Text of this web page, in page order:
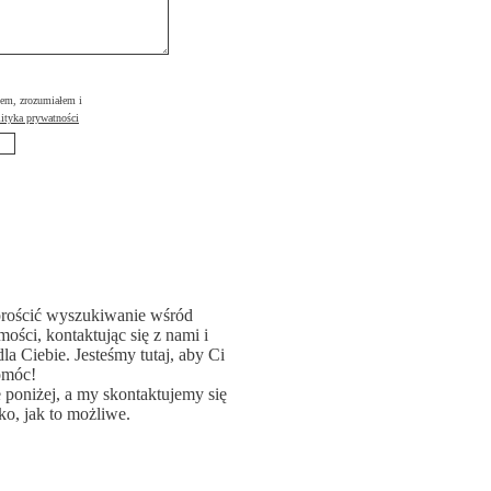
zrozumiałem i
prywatności
wyszukiwanie wśród
kontaktując się z nami i
Ciebie. Jesteśmy tutaj, aby Ci
a my skontaktujemy się
jak to możliwe.